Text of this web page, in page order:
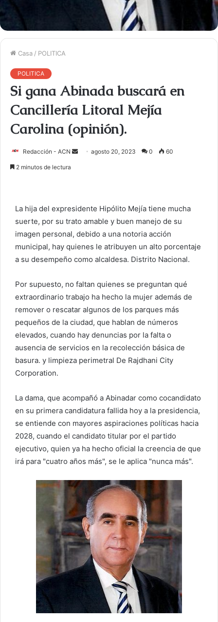
Casa / POLITICA
POLITICA
Si gana Abinada buscará en
Cancillería Litoral Mejía
Carolina (opinión).
Redacción - ACN
r
u
n
c
o
r
l
e
c
n
i
c
agosto 20, 2023 0 60
2 minutos de lectura
La hija del expresidente Hipólito Mejía tiene mucha
suerte, por su trato amable y buen manejo de su
imagen personal, debido a una notoria acción
municipal, hay quienes le atribuyen un alto porcentaje
a su desempeño como alcaldesa. Distrito Nacional.
Por supuesto, no faltan quienes se preguntan qué
extraordinario trabajo ha hecho la mujer además de
remover o rescatar algunos de los parques más
pequeños de la ciudad, que hablan de números
elevados, cuando hay denuncias por la falta o
ausencia de servicios en la recolección básica de
basura. y limpieza perimetral De Rajdhani City
Corporation.
La dama, que acompañó a Abinadar como cocandidato
en su primera candidatura fallida hoy a la presidencia,
se entiende con mayores aspiraciones políticas hacia
2028, cuando el candidato titular por el partido
ejecutivo, quien ya ha hecho oficial la creencia de que
irá para "cuatro años más", se le aplica "nunca más".